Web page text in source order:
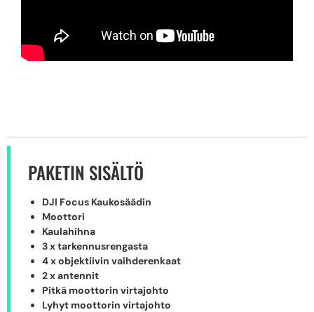
PAKETIN SISÄLTÖ
DJI Focus Kaukosäädin
Moottori
Kaulahihna
3 x tarkennusrengasta
4 x objektiivin vaihderenkaat
2 x antennit
Pitkä moottorin virtajohto
Lyhyt moottorin virtajohto